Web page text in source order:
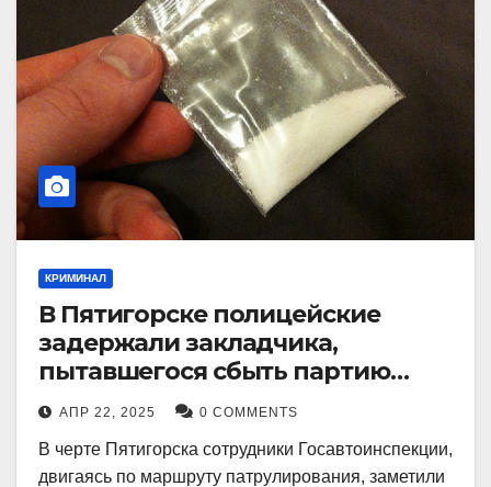
КРИМИНАЛ
В Пятигорске полицейские
задержали закладчика,
пытавшегося сбыть партию
синтетического наркотика
АПР 22, 2025 0 COMMENTS
В черте Пятигорска сотрудники Госавтоинспекции,
двигаясь по маршруту патрулирования, заметили